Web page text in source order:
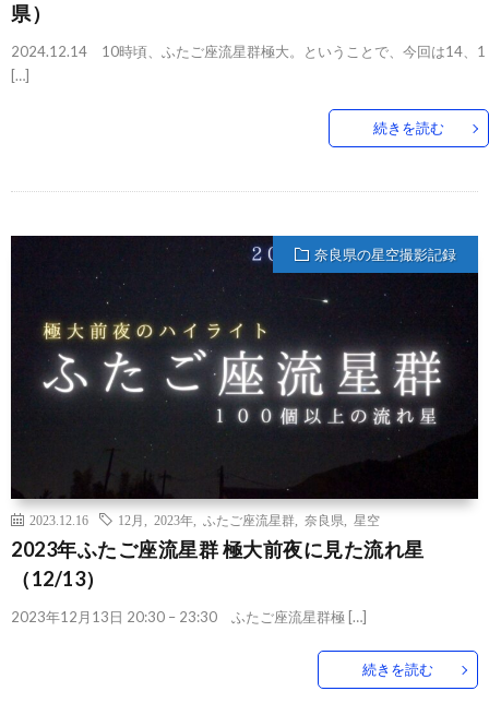
県）
2024.12.14 10時頃、ふたご座流星群極大。ということで、今回は14、1
[…]
続きを読む
奈良県の星空撮影記録
2023.12.16 12月 2023年 ふたご座流星群 奈良県 星空
2023年ふたご座流星群 極大前夜に見た流れ星
（12/13）
2023年12月13日 20:30 – 23:30 ふたご座流星群極 […]
続きを読む